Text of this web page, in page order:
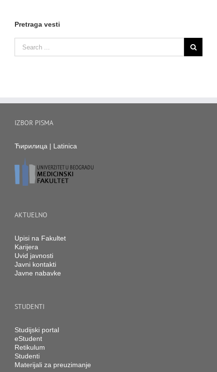
Pretraga vesti
IZBOR PISMA
Ћирилица | Latinica
AKTUELNO
Upisi na Fakultet
Karijera
Uvid javnosti
Javni kontakti
Javne nabavke
STUDENTI
Studijski portal
eStudent
Retikulum
Studenti
Materijali za preuzimanje